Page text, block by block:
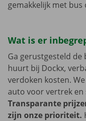
gemakkelijk met bus
Wat is er
Ga gerustgesteld de
huurt bij Dockx,
verdoken kosten.
auto voor vertrek en
Transparante
zijn onze prioriteit.